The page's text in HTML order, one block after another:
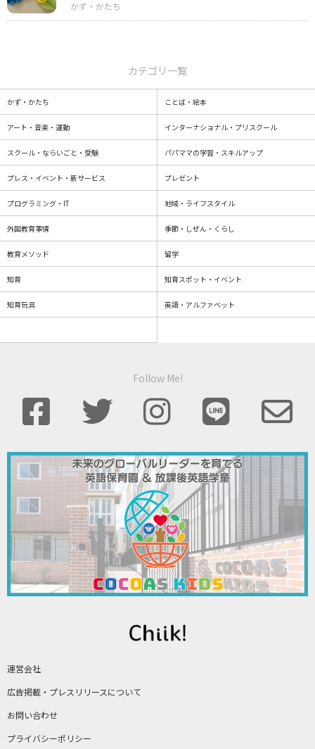
運営会社
広告掲載・プレスリリースについて
お問い合わせ
プライバシーポリシー
カテゴリ一覧
かず・かたち ことば・絵本
アート・音楽・運動 インターナショナル・プリスクール
スクール・ならいごと・受験 パパママの学習・スキルアップ
プレス・イベント・新サービス プレゼント
プログラミング・IT 地域・ライフスタイル
外国教育事情 季節・しぜん・くらし
教育メソッド 留学
知育 知育スポット・イベント
知育玩具 英語・アルファベット
Follow Me!